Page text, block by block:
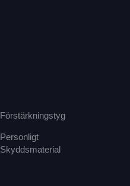
Förstärkningstyg
Personligt
Skyddsmaterial